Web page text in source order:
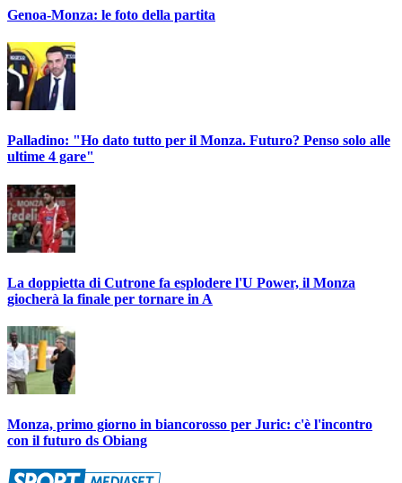
Genoa-Monza: le foto della partita
Palladino: "Ho dato tutto per il Monza. Futuro? Penso solo alle
ultime 4 gare"
La doppietta di Cutrone fa esplodere l'U Power, il Monza
giocherà la finale per tornare in A
Monza, primo giorno in biancorosso per Juric: c'è l'incontro
con il futuro ds Obiang